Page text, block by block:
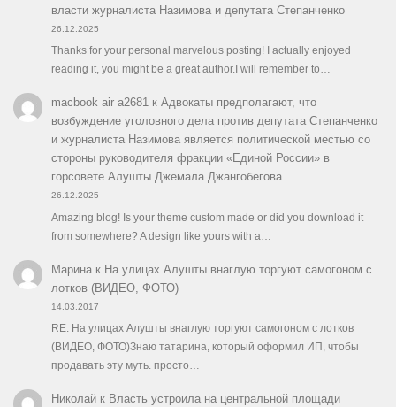
власти журналиста Назимова и депутата Степанченко
26.12.2025
Thanks for your personal marvelous posting! I actually enjoyed
reading it, you might be a great author.I will remember to…
macbook air a2681к Адвокаты предполагают, что
возбуждение уголовного дела против депутата Степанченко
и журналиста Назимова является политической местью со
стороны руководителя фракции «Единой России» в
горсовете Алушты Джемала Джангобегова
26.12.2025
Amazing blog! Is your theme custom made or did you download it
from somewhere? A design like yours with a…
Маринак На улицах Алушты внаглую торгуют самогоном с
лотков (ВИДЕО, ФОТО)
14.03.2017
RE: На улицах Алушты внаглую торгуют самогоном с лотков
(ВИДЕО, ФОТО)Знаю татарина, который оформил ИП, чтобы
продавать эту муть. просто…
Николайк Власть устроила на центральной площади